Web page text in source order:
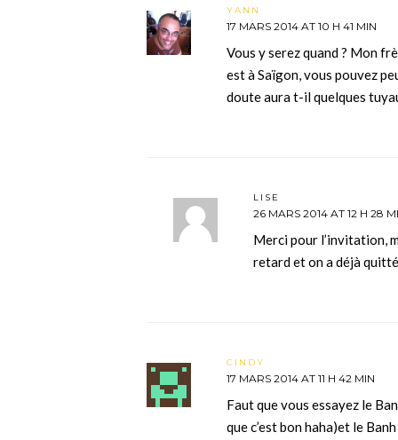
YANN
17 MARS 2014 AT 10 H 41 MIN
Vous y serez quand ? Mon
est à Saïgon, vous pouvez
doute aura t-il quelques
LISE
26 MARS 2014 AT 12 H 28
Merci pour l’invitation,
retard et on a déjà
CINDY
17 MARS 2014 AT 11 H 42 MIN
Faut que vous essayez le
que c’est bon haha)et le